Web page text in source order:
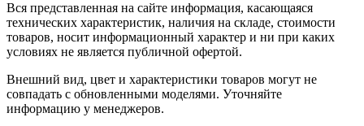
Вся представленная на сайте информация, касающаяся
технических характеристик, наличия на складе, стоимости
товаров, носит информационный характер и ни при каких
условиях не является публичной офертой.
Внешний вид, цвет и характеристики товаров могут не
совпадать с обновленными моделями. Уточняйте
информацию у менеджеров.